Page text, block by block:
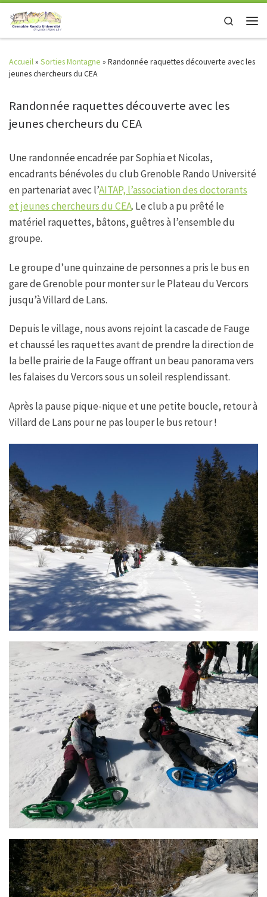
Skip to content
Search
Accueil» Sorties Montagne » Randonnée raquettes découverte avec les
jeunes chercheurs du CEA
Randonnée raquettes découverte avec les
jeunes chercheurs du CEA
Une randonnée encadrée par Sophia et Nicolas,
encadrants bénévoles du club Grenoble Rando Université
en partenariat avec l’AITAP, l’association des doctorants
et jeunes chercheurs du CEA. Le club a pu prêté le
matériel raquettes, bâtons, guêtres à l’ensemble du
groupe.
Le groupe d’une quinzaine de personnes a pris le bus en
gare de Grenoble pour monter sur le Plateau du Vercors
jusqu’à Villard de Lans.
Depuis le village, nous avons rejoint la cascade de Fauge
et chaussé les raquettes avant de prendre la direction de
la belle prairie de la Fauge offrant un beau panorama vers
les falaises du Vercors sous un soleil resplendissant.
Après la pause pique-nique et une petite boucle, retour à
Villard de Lans pour ne pas louper le bus retour !